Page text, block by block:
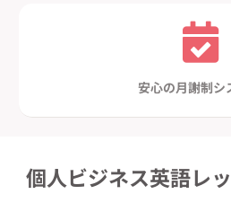
安心の月謝制シ
個人ビジネス英語レ